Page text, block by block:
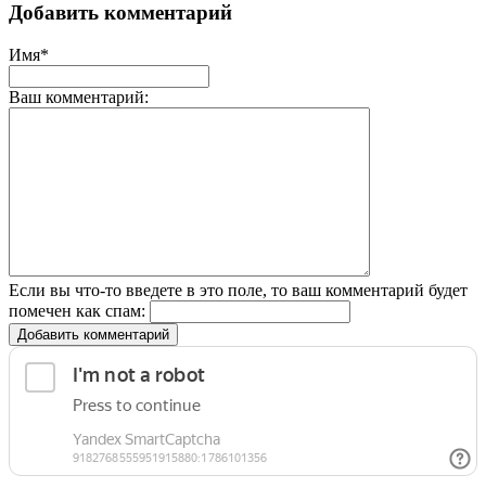
Добавить комментарий
Имя*
Ваш комментарий:
Если вы что-то введете в это поле, то ваш комментарий будет
помечен как спам:
Добавить комментарий